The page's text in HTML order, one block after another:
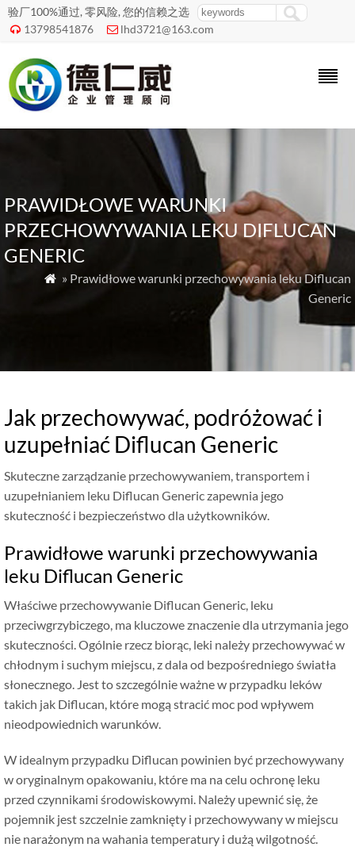
验厂100%通过, 零风险, 您的信赖之选
 13798541876  lhd3721@163.com
PRAWIDŁOWE WARUNKI
PRZECHOWYWANIA LEKU DIFLUCAN
GENERIC
 » Prawidłowe warunki przechowywania leku Diflucan
Generic
Jak przechowywać, podróżować i
uzupełniać Diflucan Generic
Skuteczne zarządzanie przechowywaniem, transportem i
uzupełnianiem leku Diflucan Generic zapewnia jego
skuteczność i bezpieczeństwo dla użytkowników.
Prawidłowe warunki przechowywania
leku Diflucan Generic
Właściwe przechowywanie Diflucan Generic, leku
przeciwgrzybiczego, ma kluczowe znaczenie dla utrzymania jego
skuteczności. Ogólnie rzecz biorąc, leki należy przechowywać w
chłodnym i suchym miejscu, z dala od bezpośredniego światła
słonecznego. Jest to szczególnie ważne w przypadku leków
takich jak Diflucan, które mogą stracić moc pod wpływem
nieodpowiednich warunków.
W idealnym przypadku Diflucan powinien być przechowywany
w oryginalnym opakowaniu, które ma na celu ochronę leku
przed czynnikami środowiskowymi. Należy upewnić się, że
pojemnik jest szczelnie zamknięty i przechowywany w miejscu
nie narażonym na wahania temperatury i dużą wilgotność.